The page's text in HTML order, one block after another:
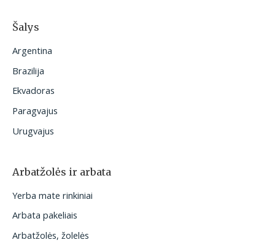
Šalys
Argentina
Brazilija
Ekvadoras
Paragvajus
Urugvajus
Arbatžolės ir arbata
Yerba mate rinkiniai
Arbata pakeliais
Arbatžolės, žolelės